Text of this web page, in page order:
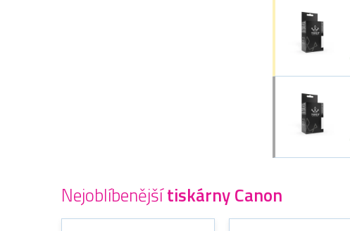
Nejoblíbenějšítiskárny Canon